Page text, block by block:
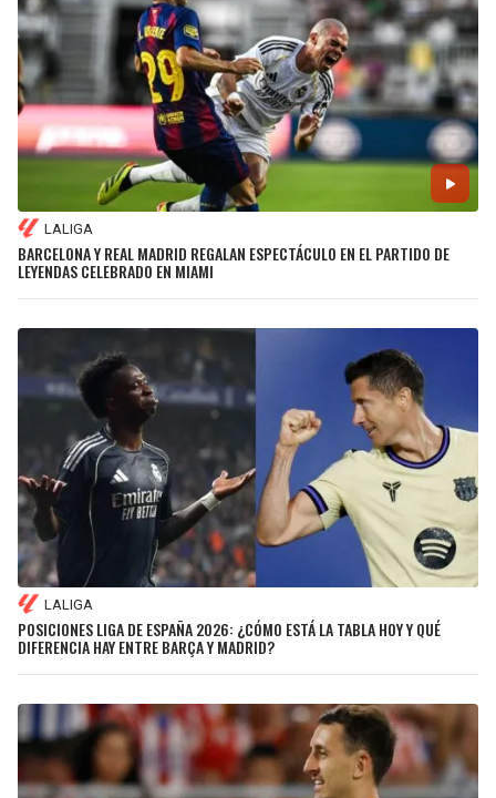
LALIGA
BARCELONA Y REAL MADRID REGALAN ESPECTÁCULO EN EL PARTIDO DE
LEYENDAS CELEBRADO EN MIAMI
LALIGA
POSICIONES LIGA DE ESPAÑA 2026: ¿CÓMO ESTÁ LA TABLA HOY Y QUÉ
DIFERENCIA HAY ENTRE BARÇA Y MADRID?